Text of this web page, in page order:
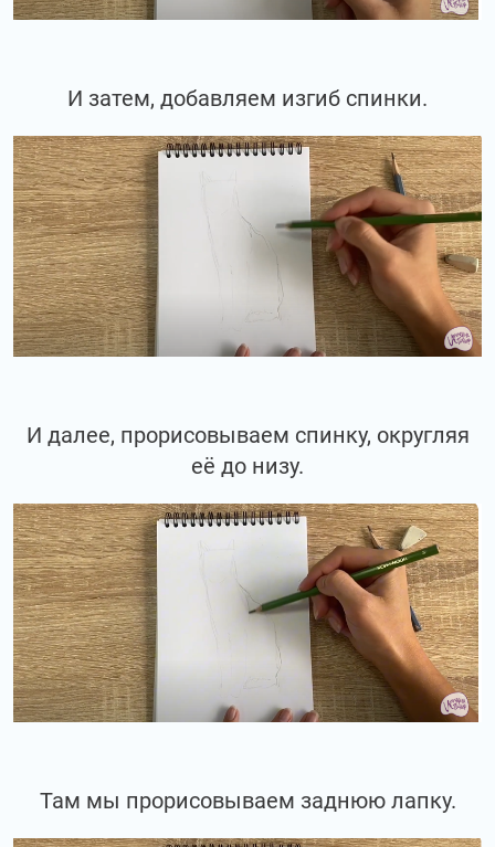
И затем, добавляем изгиб спинки.
И далее, прорисовываем спинку, округляя
её до низу.
Там мы прорисовываем заднюю лапку.